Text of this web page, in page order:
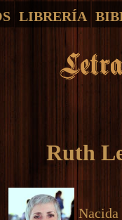
LIBRERÍA
Ruth